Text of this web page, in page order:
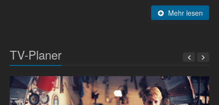
Mehr lesen
TV-Planer